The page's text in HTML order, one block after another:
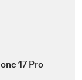
17 Pro